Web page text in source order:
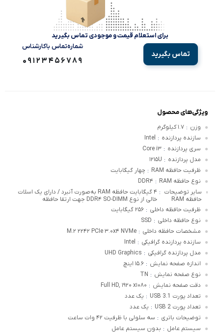
برای استعلام قیمت و موجودی تماس بگیرید
تماس بگیرید
شماره‌تماس‌ با‌کارشناس
09123456789
ویژگی‌های محصول
وزن : ۱.۷ کیلوگرم
سازنده پردازنده :
Intel
سری پردازنده : Core i۳
مدل پردازنده : ۱۲۱۵U
ظرفیت حافظه RAM
: چهار گیگابایت
نوع حافظه RAM
: DDR۴
سایر توضیحات
حافظه RAM
:
۴ گیگابایت حافظه RAM به‌صورت آنبرد / دارای یک اسلات
خالی از نوع DDR۴ SO-DIMM جهت ارتقا حافظه
ظرفیت حافظه داخلی : ۲۵۶ گیگابایت
نوع حافظه داخلی :
SSD
مشخصات حافظه داخلی : M.۲ ۲۲۴۲ PCIe ۳.۰x۴ NVMe
سازنده پردازنده گرافیکی :
Intel
مدل پردازنده گرافیکی :
UHD Graphics
اندازه صفحه نمایش : ۱۵.۶ اینچ
نوع صفحه نمایش :
TN
دقت صفحه نمایش : Full HD, ۱۹۲۰ x۱۰۸۰
تعداد پورت USB 3.1
: یک عدد
تعداد پورت USB 2
: یک عدد
توضیحات باتری : سه سلولی با ظرفیت ۴۲ وات ساعت
سیستم عامل : بدون سیستم عامل